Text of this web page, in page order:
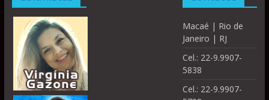
Macaé | Rio de
Janeiro | RJ
Cel.: 22-9.9907-
5838
Cel.: 22-9.9907-